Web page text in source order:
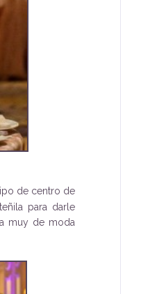
de centro de
para darle
muy de moda